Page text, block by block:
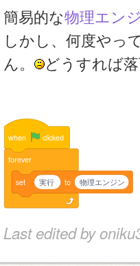
簡易的な物理エン
しかし、何度やっ
ん。
どうすれば
when clicked
forever
set 実行 to 物理エンジン
Last edited by